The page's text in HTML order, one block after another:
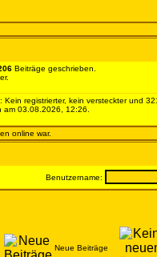
Beiträge geschrieben.
Kein registrierter, kein versteckter und
am 03.08.2026, 12:26.
online war.
Benutzername:
Neue Beiträge